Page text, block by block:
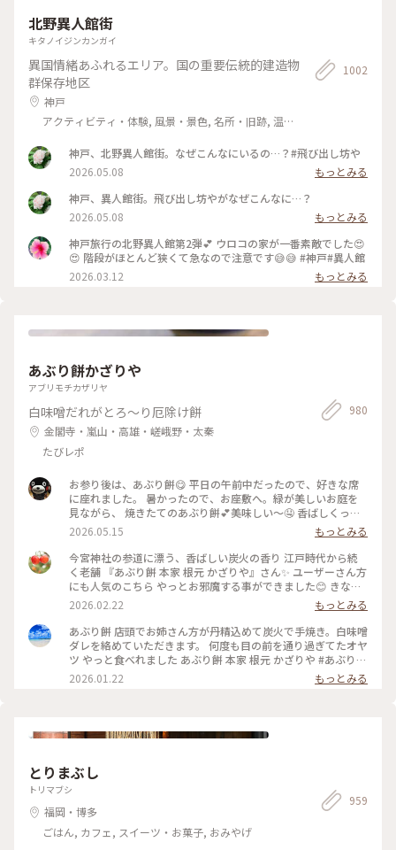
す( ¯ ¨̯ ¯̥̥ ) 開店前から行列が出来るのも頷けます。 ことりっぷ
にも早いうちに投稿しなくちゃと思っていたお店です。
北野異人館街
キタノイジンカンガイ
異国情緒あふれるエリア。国の重要伝統的建造物
群保存地区
神戸
アクティビティ・体験, 風景・景色, 名所・旧跡, 温
1002
神戸、北野異人館街。なぜこんなにいるの…？#飛び出し坊や
2026.05.08
もっとみる
神戸、異人館街。飛び出し坊やがなぜこんなに…？
2026.05.08
もっとみる
神戸旅行の北野異人館第2弾💕 ウロコの家が一番素敵でした😍
😍 階段がほとんど狭くて急なので注意です😅😅 #神戸#異人館
2026.03.12
もっとみる
あぶり餅かざりや
アブリモチカザリヤ
白味噌だれがとろ～り厄除け餅
金閣寺・嵐山・高雄・嵯峨野・太秦
たびレポ
980
お参り後は、あぶり餅😋 平日の午前中だったので、好きな席
に座れました。 暑かったので、お座敷へ。緑が美しいお庭を
見ながら、 焼きたてのあぶり餅💕美味しい〜🤤 香ばしくっ
て、次々と食べちゃいますね♪ 番茶と頂いて、小腹も満たされ
2026.05.15
もっとみる
今宮神社の参道に漂う、香ばしい炭火の香り 江戸時代から続
く老舗 『あぶり餅 本家 根元 かざりや』さん✨ ユーザーさん方
にも人気のこちら やっとお邪魔する事ができました😊 きな粉
をまぶしたひとくちサイズのお餅を竹串に刺し 炭火で丁寧に
あぶって作られるあぶり餅。 お店の方が次々とお餅を焼く姿
はまさに神技で、 列に並びながら見入ってしまいました。 丁
寧に炙られたお餅に、とろりと絡む白味噌のタレ。 ひとくち
食べると、どこか懐かしくて優しい甘さが 本当に美味しくて
足りないくらいでした（笑） 屋根の上では、お多福さん姿の
鍾馗さんが見守ってくれてました♡ ・ 今宮神社の東門参道
好き #鍾馗さん #開運旅 #ことりっぷと一緒 #京都
2026.02.22
もっとみる
あぶり餅 店頭でお姉さん方が丹精込めて炭火で手焼き。白味噌
ダレを絡めていただきます。 何度も目の前を通り過ぎてたオヤ
ツ やっと食べれました あぶり餅 本家 根元 かざりや #あぶり餅
#かざりや #jun_flat
2026.01.22 もっとみる
とりまぶし
トリマブシ
福岡・博多
ごはん, カフェ, スイーツ・お菓子, おみやげ
959